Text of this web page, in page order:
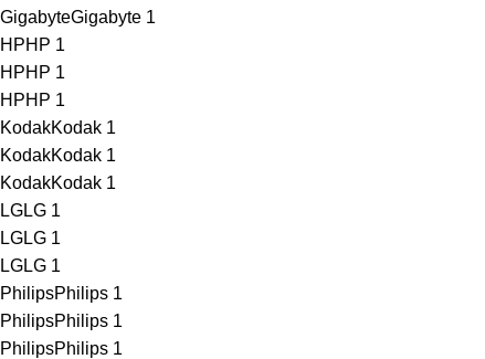
GigabyteGigabyte 1
HPHP 1
HPHP 1
HPHP 1
KodakKodak 1
KodakKodak 1
KodakKodak 1
LGLG 1
LGLG 1
LGLG 1
PhilipsPhilips 1
PhilipsPhilips 1
PhilipsPhilips 1